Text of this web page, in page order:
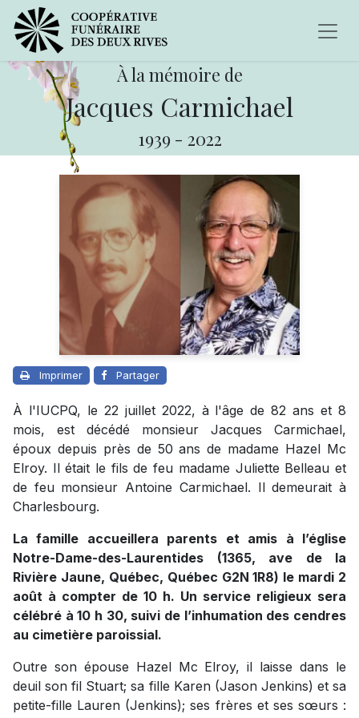
À la mémoire de
Jacques Carmichael
1939 - 2022
Imprimer Partager
À l'IUCPQ, le 22 juillet 2022, à l'âge de 82 ans et 8
mois, est décédé monsieur Jacques Carmichael,
époux depuis près de 50 ans de madame Hazel Mc
Elroy. Il était le fils de feu madame Juliette Belleau et
de feu monsieur Antoine Carmichael. Il demeurait à
Charlesbourg.
La famille accueillera parents et amis à l’église
Notre-Dame-des-Laurentides (1365, ave de la
Rivière Jaune, Québec, Québec G2N 1R8) le mardi 2
août à compter de 10 h. Un service religieux sera
célébré à 10 h 30, suivi de l’inhumation des cendres
au cimetière paroissial.
Outre son épouse Hazel Mc Elroy, il laisse dans le
deuil son fil Stuart; sa fille Karen (Jason Jenkins) et sa
petite-fille Lauren (Jenkins); ses frères et ses sœurs :